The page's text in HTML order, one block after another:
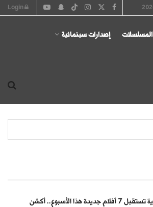
المسلسلات إصدارات سينمائية
صالات السينما السعودية تستقبل 7 أفلام جديدة هذا الأسبوع.. أكشن